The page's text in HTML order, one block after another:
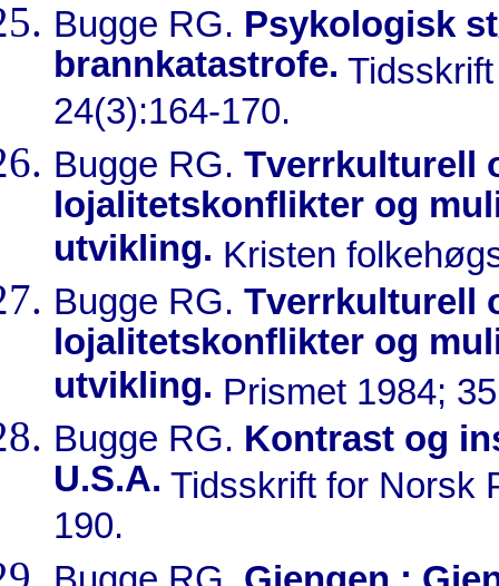
Bugge RG. Psykologisk
brannkatastrofe.
24(3):164-170.
Bugge RG. Tverrkulturell
lojalitetskonflikter og
utvikling. Kristen
Bugge RG. Tverrkulturell
lojalitetskonflikter og
utvikling. Prismet 1984;
Bugge RG. Kontrast og
U.S.A. Tidsskrift for Norsk
190.